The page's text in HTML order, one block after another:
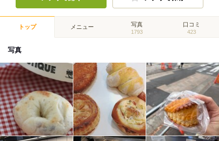
トップ メニュー 写真
1793
口コミ
423
写真